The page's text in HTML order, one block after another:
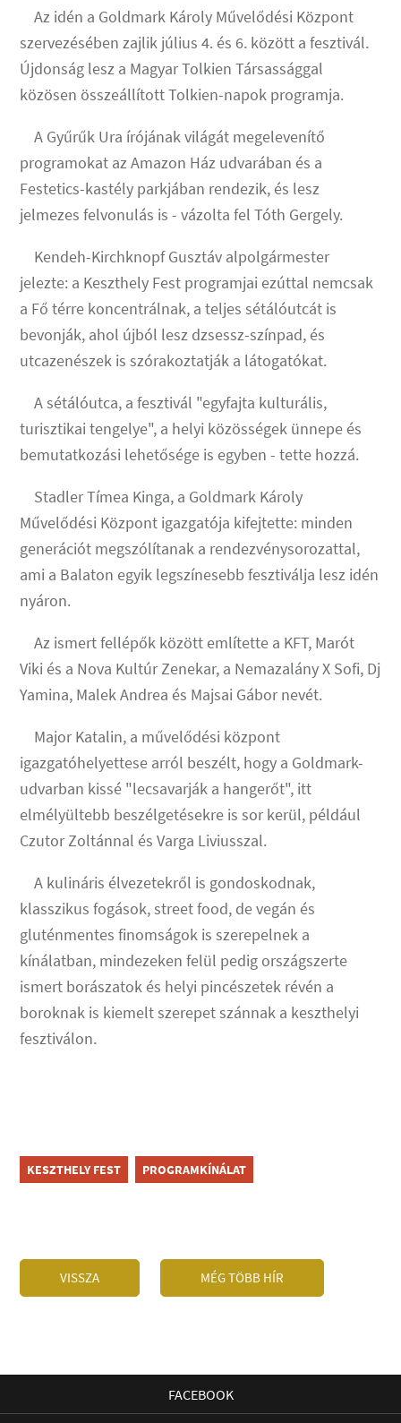
Az idén a Goldmark Károly Művelődési Központ
szervezésében zajlik július 4. és 6. között a fesztivál.
Újdonság lesz a Magyar Tolkien Társassággal
közösen összeállított Tolkien-napok programja.
A Gyűrűk Ura írójának világát megelevenítő
programokat az Amazon Ház udvarában és a
Festetics-kastély parkjában rendezik, és lesz
jelmezes felvonulás is - vázolta fel Tóth Gergely.
Kendeh-Kirchknopf Gusztáv alpolgármester
jelezte: a Keszthely Fest programjai ezúttal nemcsak
a Fő térre koncentrálnak, a teljes sétálóutcát is
bevonják, ahol újból lesz dzsessz-színpad, és
utcazenészek is szórakoztatják a látogatókat.
A sétálóutca, a fesztivál "egyfajta kulturális,
turisztikai tengelye", a helyi közösségek ünnepe és
bemutatkozási lehetősége is egyben - tette hozzá.
Stadler Tímea Kinga, a Goldmark Károly
Művelődési Központ igazgatója kifejtette: minden
generációt megszólítanak a rendezvénysorozattal,
ami a Balaton egyik legszínesebb fesztiválja lesz idén
nyáron.
Az ismert fellépők között említette a KFT, Marót
Viki és a Nova Kultúr Zenekar, a Nemazalány X Sofi, Dj
Yamina, Malek Andrea és Majsai Gábor nevét.
Major Katalin, a művelődési központ
igazgatóhelyettese arról beszélt, hogy a Goldmark-
udvarban kissé "lecsavarják a hangerőt", itt
elmélyültebb beszélgetésekre is sor kerül, például
Czutor Zoltánnal és Varga Liviusszal.
A kulináris élvezetekről is gondoskodnak,
klasszikus fogások, street food, de vegán és
gluténmentes finomságok is szerepelnek a
kínálatban, mindezeken felül pedig országszerte
ismert borászatok és helyi pincészetek révén a
boroknak is kiemelt szerepet szánnak a keszthelyi
fesztiválon.
KESZTHELY FEST PROGRAMKÍNÁLAT
VISSZA MÉG TÖBB HÍR
FACEBOOK